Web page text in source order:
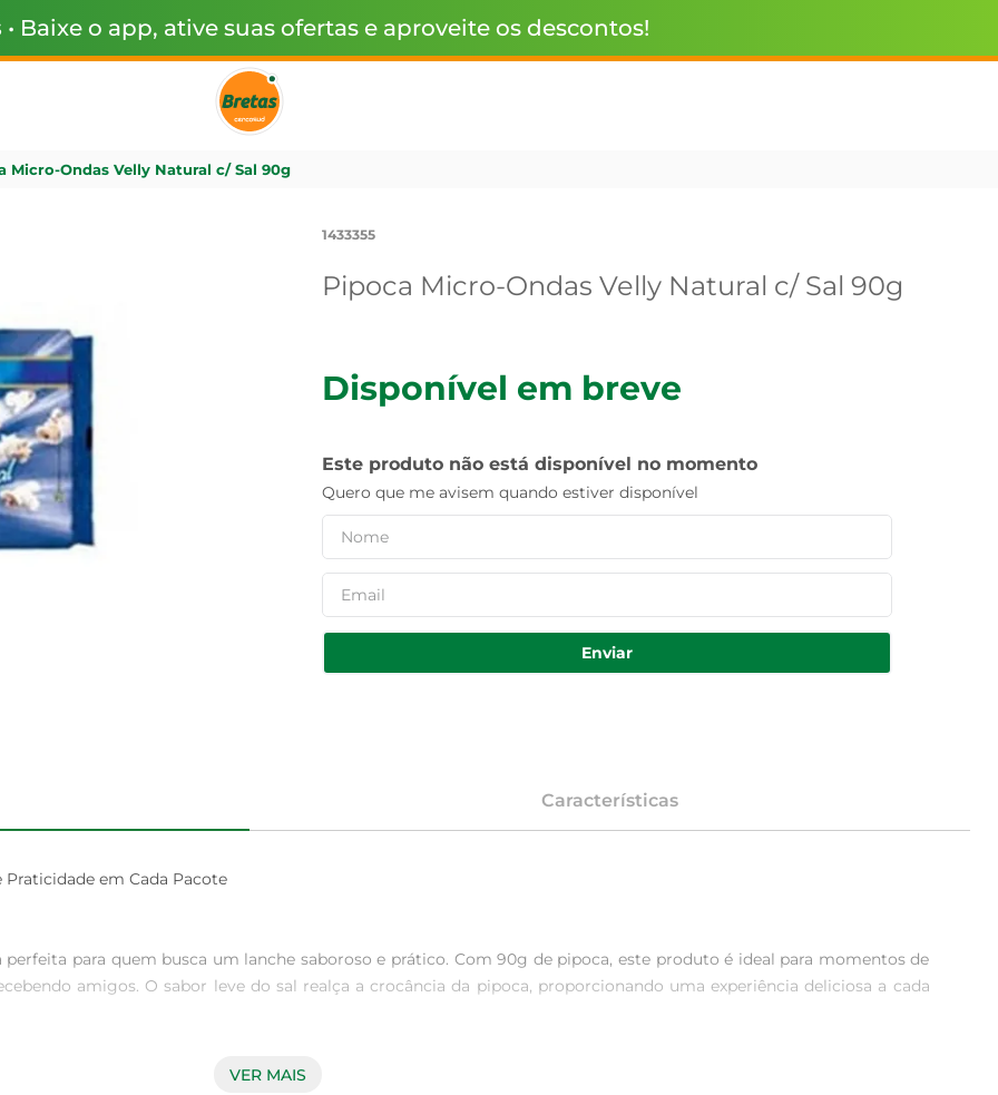
• Baixe o app, ative suas ofertas e aproveite os descontos!
Micro-Ondas Velly Natural c/ Sal 90g
1433355
Pipoca Micro-Ondas Velly Natural c/ Sal 90g
Disponível em breve
Este produto não está disponível no momento
Quero que me avisem quando estiver disponível
Enviar
Características
em Cada Pacote
para quem busca um lanche saboroso e prático. Com 90g de pipoca, este produto é ideal para momentos de
amigos. O sabor leve do sal realça a crocância da pipoca, proporcionando uma experiência deliciosa a cada
VER MAIS